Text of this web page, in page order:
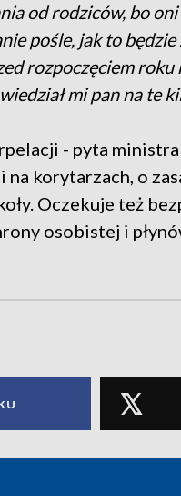
od rodziców, bo
pośle, jak to
rozpoczęciem
mi pan na te
- pyta
na korytarzach, o
Oczekuje też
osobistej i